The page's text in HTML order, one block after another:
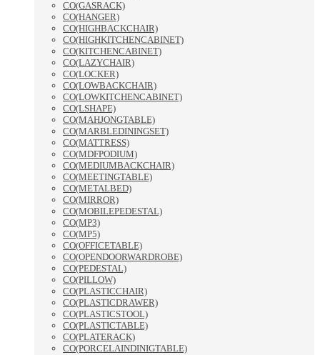
CO(GASRACK)
CO(HANGER)
CO(HIGHBACKCHAIR)
CO(HIGHKITCHENCABINET)
CO(KITCHENCABINET)
CO(LAZYCHAIR)
CO(LOCKER)
CO(LOWBACKCHAIR)
CO(LOWKITCHENCABINET)
CO(LSHAPE)
CO(MAHJONGTABLE)
CO(MARBLEDININGSET)
CO(MATTRESS)
CO(MDFPODIUM)
CO(MEDIUMBACKCHAIR)
CO(MEETINGTABLE)
CO(METALBED)
CO(MIRROR)
CO(MOBILEPEDESTAL)
CO(MP3)
CO(MP5)
CO(OFFICETABLE)
CO(OPENDOORWARDROBE)
CO(PEDESTAL)
CO(PILLOW)
CO(PLASTICCHAIR)
CO(PLASTICDRAWER)
CO(PLASTICSTOOL)
CO(PLASTICTABLE)
CO(PLATERACK)
CO(PORCELAINDINIGTABLE)